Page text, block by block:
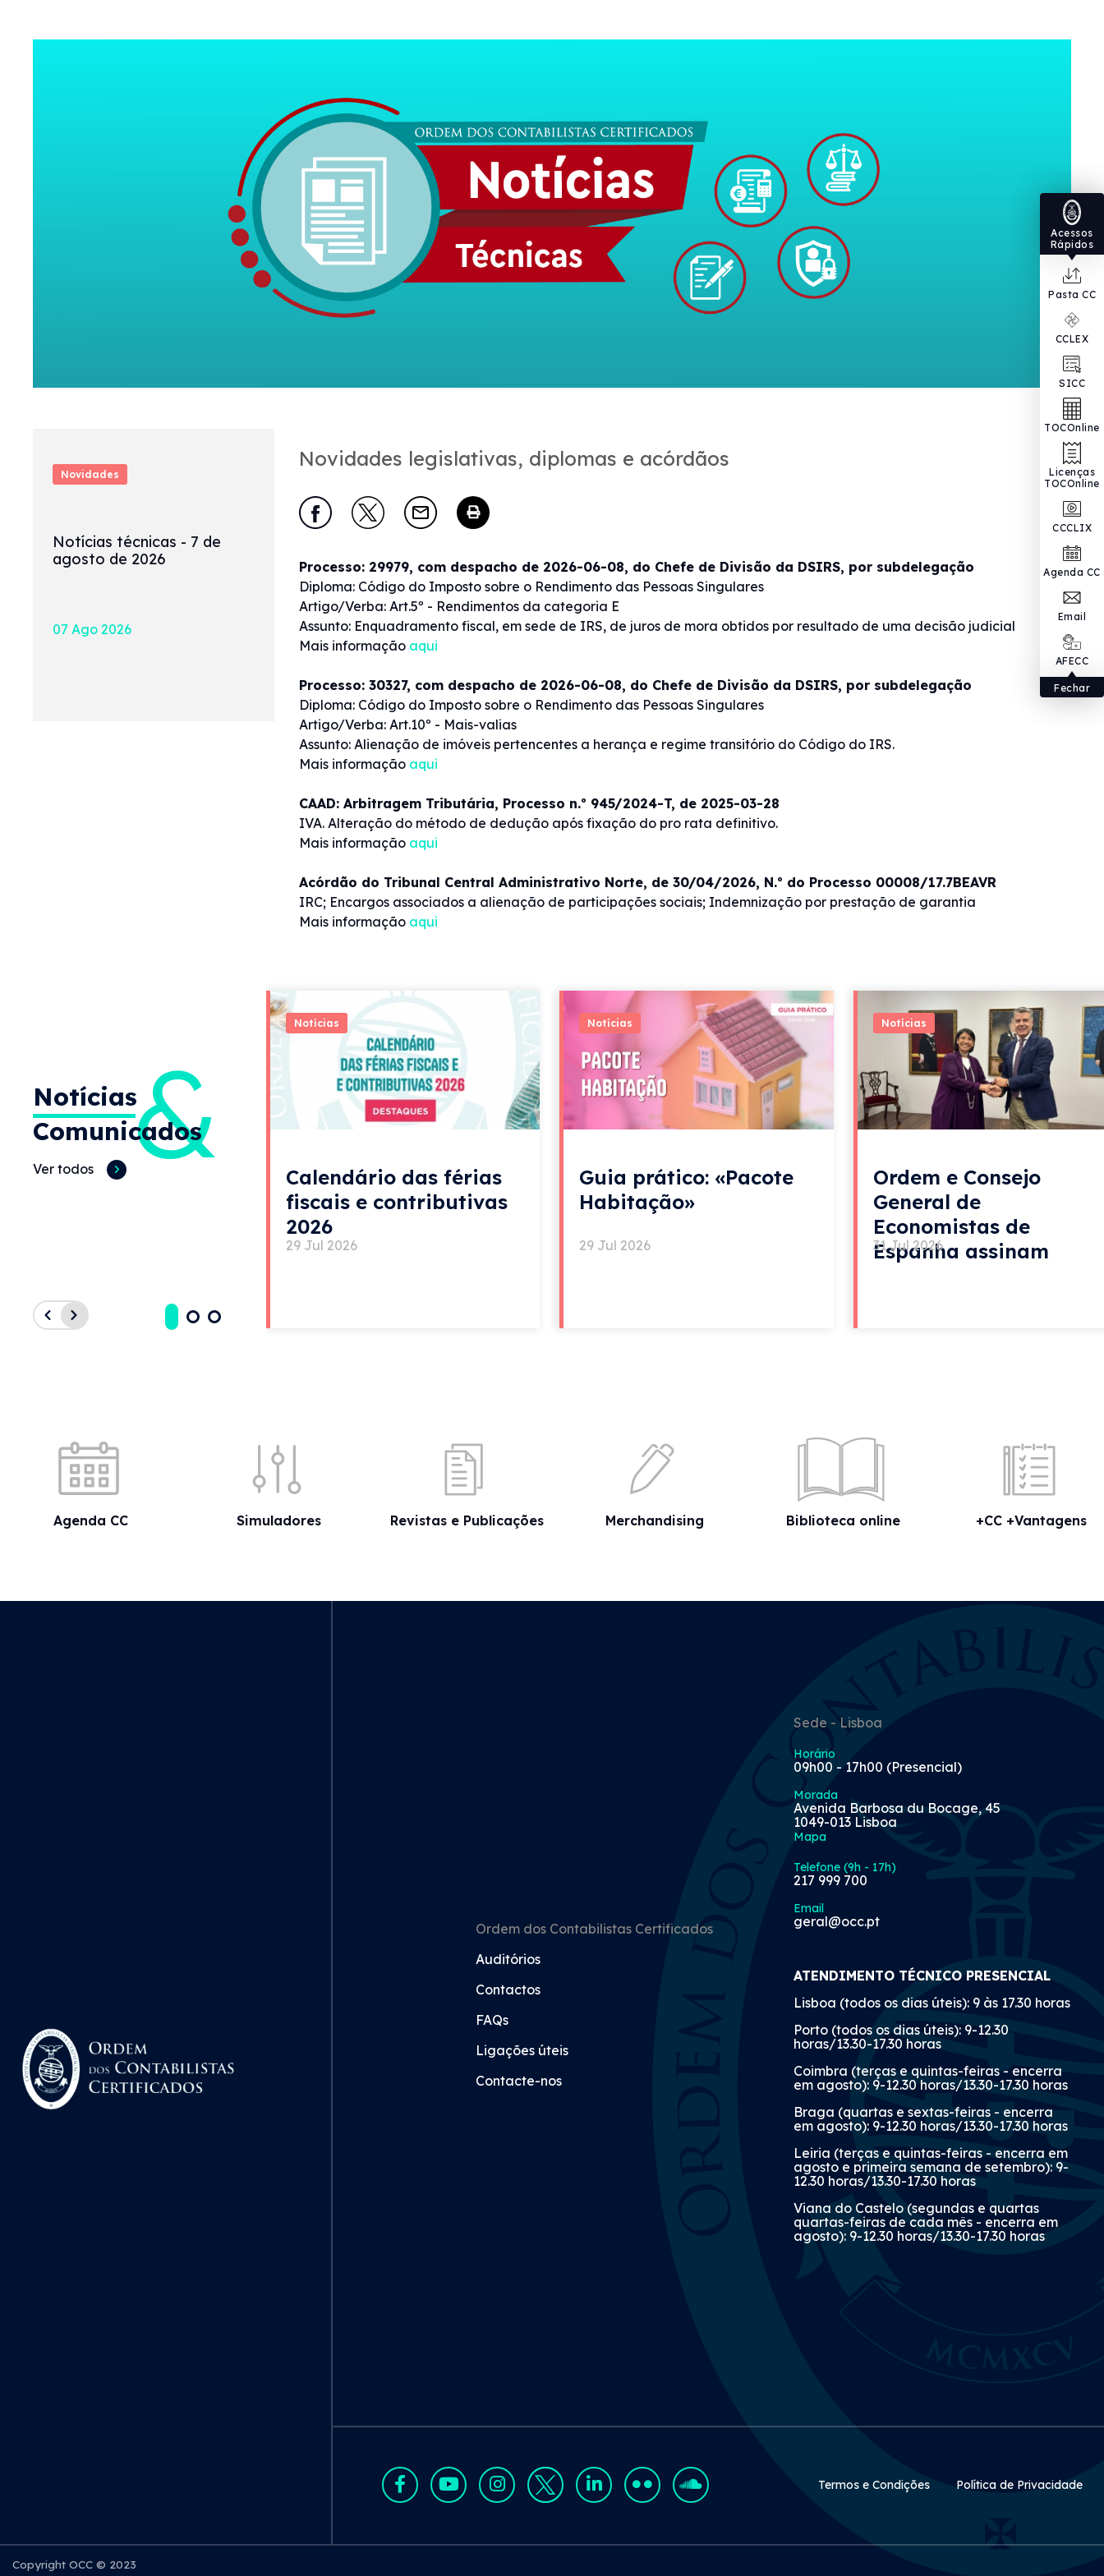
Acessos
Rápidos
Pasta CC
CCLEX
SICC
TOCOnline
Licenças
TOCOnline
CCCLIX
Agenda CC
Email
AFECC
Fechar
Novidades
Notícias técnicas - 7 de
agosto de 2026
07 Ago 2026
Novidades legislativas, diplomas e acórdãos
Processo: 29979, com despacho de 2026-06-08, do Chefe de Divisão da DSIRS, por subdelegação
Diploma: Código do Imposto sobre o Rendimento das Pessoas Singulares
Artigo/Verba: Art.5º - Rendimentos da categoria E
Assunto: Enquadramento fiscal, em sede de IRS, de juros de mora obtidos por resultado de uma decisão judicial
Mais informação aqui
Processo: 30327, com despacho de 2026-06-08, do Chefe de Divisão da DSIRS, por subdelegação
Diploma: Código do Imposto sobre o Rendimento das Pessoas Singulares
Artigo/Verba: Art.10º - Mais-valias
Assunto: Alienação de imóveis pertencentes a herança e regime transitório do Código do IRS.
Mais informação aqui
CAAD: Arbitragem Tributária, Processo n.º 945/2024-T, de 2025-03-28
IVA. Alteração do método de dedução após fixação do pro rata definitivo.
Mais informação aqui
Acórdão do Tribunal Central Administrativo Norte, de 30/04/2026, N.º do Processo 00008/17.7BEAVR
IRC; Encargos associados a alienação de participações sociais; Indemnização por prestação de garantia
Mais informação aqui
Notícias&
Comunicados
Ver todos
Notícias
Calendário das férias
fiscais e contributivas
2026
29 Jul 2026
Notícias
Guia prático: «Pacote
Habitação»
29 Jul 2026
Notícias
Ordem e Consejo
General de
Economistas de
Espanha assinam
31 Jul 2026
Agenda CC Simuladores Revistas e Publicações Merchandising Biblioteca online +CC +Vantagens
Ordem dos Contabilistas Certificados
Auditórios
Contactos
FAQs
Ligações úteis
Contacte-nos
Sede - Lisboa
Horário
09h00 - 17h00 (Presencial)
Morada
Avenida Barbosa du Bocage, 45
1049-013 Lisboa
Mapa
Telefone (9h - 17h)
217 999 700
Email
geral@occ.pt
ATENDIMENTO TÉCNICO PRESENCIAL
Lisboa (todos os dias úteis): 9 às 17.30 horas
Porto (todos os dias úteis): 9-12.30
horas/13.30-17.30 horas
Coimbra (terças e quintas-feiras - encerra
em agosto): 9-12.30 horas/13.30-17.30 horas
Braga (quartas e sextas-feiras - encerra
em agosto): 9-12.30 horas/13.30-17.30 horas
Leiria (terças e quintas-feiras - encerra em
agosto e primeira semana de setembro): 9-
12.30 horas/13.30-17.30 horas
Viana do Castelo (segundas e quartas
quartas-feiras de cada mês - encerra em
agosto): 9-12.30 horas/13.30-17.30 horas
Rodapé Secundário
Termos e Condições Política de Privacidade
Copyright OCC © 2023